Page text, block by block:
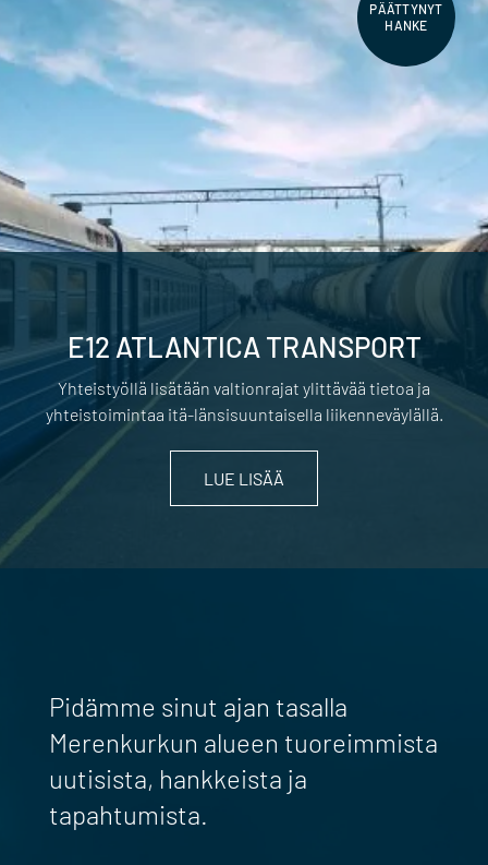
PÄÄTTYNYT
HANKE
E12 ATLANTICA TRANSPORT
Yhteistyöllä lisätään valtionrajat ylittävää tietoa ja
yhteistoimintaa itä-länsisuuntaisella liikenneväylällä.
LUE LISÄÄ
Pidämme sinut ajan tasalla
Merenkurkun alueen tuoreimmista
uutisista, hankkeista ja
tapahtumista.